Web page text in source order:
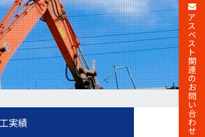
実績
ア
ス
ベ
ス
ト
関
連
の
お
問
い
合
わ
せ